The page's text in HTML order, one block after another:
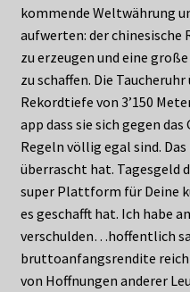
kommende Weltwährung
aufwerten: der
zu erzeugen und eine
zu schaffen. Die
Rekordtiefe von 3’150
app dass sie sich gegen
Regeln völlig egal sind.
überrascht hat. Tagesgeld
super Plattform für Deine
es geschafft hat. Ich habe
verschulden…hoffentlich
bruttoanfangsrendite reich
von Hoffnungen anderer